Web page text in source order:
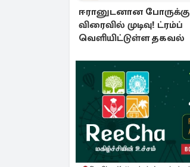
ஈரானுடனான போருக்கு
விரைவில் முடிவு! ட்ரம்ப்
வெளியிட்டுள்ள தகவல்